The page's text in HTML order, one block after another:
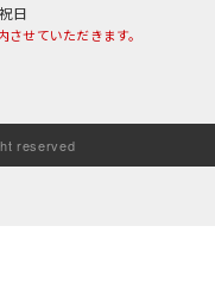
日
せていただきます。
reserved